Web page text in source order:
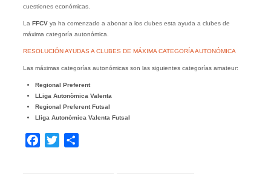
cuestiones económicas.
La FFCVya ha comenzado a abonar a los clubes esta ayuda a clubes de
máxima categoría autonómica.
RESOLUCIÓN AYUDAS A CLUBES DE MÁXIMA CATEGORÍA AUTONÓMICA
Las máximas categorías autonómicas son las siguientes categorías amateur:
Regional Preferent
LLiga Autonòmica Valenta
Regional Preferent Futsal
Lliga Autonòmica Valenta Futsal
Facebook
Twitter